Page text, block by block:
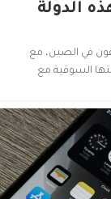
الدولة
في الصين، مع
السوقية مع